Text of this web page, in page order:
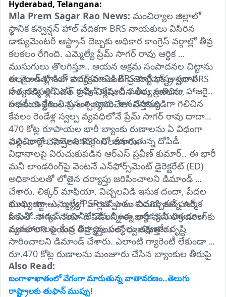
ప్రార్థించినట్లు తెలిపారు.
Hyderabad, Telangana:
Mla Prem Sagar Rao News: మంచిర్యాల జిల్లాలో
స్థానిక కన్వెన్షన్ హాల్ వేదికగా BRS నాయకులు విసిరిన
డాక్యుమెంటరీ ఆస్ట్రాన్ దెబ్బకు అధికార కాంగ్రెస్ వర్గాల్లో తీవ్ర
కలకలం రేగింది. ఎమ్మెల్యే ప్రేమ్ సాగర్ రావు ఆర్థిక
ముసుగులు తొలగిస్తూ.. ఆయన అక్రమ సంపాదనల చిట్టాను
ఆధారాలతో సహా పవర్ పాయింట్ ప్రజెంటేషన్ ద్వారా BRS
నేత నడిపల్లి విజిత్ రావు విశ్లేషించిన తీరు ప్రజలను,
రాజకీయ శ్రేణులను ఆశ్చర్యపరిచేలా చేస్తోంది..
ఈ మైండ్ బ్లాకింగ్ కార్యక్రమానికి BRS పార్టీ రాష్ట్ర ప్రధాన
కార్యదర్శి ఆర్.ఎస్. ప్రవీణ్ కుమార్ ముఖ్య అతిథిగా హాజరై..
సభను ఉద్దేశించి ప్రసంగించారు. శాసనసభ్యుడిగా గెలిచిన
కేవలం రెండేళ్ల స్వల్ప వ్యవధిలోనే ప్రేమ్ సాగర్ రావు దాదాపు
470 కోట్ల రూపాయల భారీ బ్యాంకు రుణాలను ఏ విధంగా
చెల్లించారో చెప్పాలని RSP నిలదీశారు.
మంచిర్యాల నియోజకవర్గంలో జరుగుతున్న దోపిడీ
విధానాలపై విరుచుకుపడిన ఆర్‌ఎస్ ప్రవీణ్ కుమార్.. ఈ భారీ
మనీ లాండరింగ్‌పై వెంటనే ఎన్‌ఫోర్స్‌మెంట్ డైరెక్టరేట్ (ED)
అధికారులతో లోతైన దర్యాప్తు జరిపించాలని డిమాండ్
చేశారు. లిక్కర్ మాఫియా, విచ్చలవిడి ఇసుక దందా, పేదల
భూమి కబ్జాలు, గ్యాంగ్ వార్లతో పాటు చివరికి ఐటీ హబ్
పేరుతో సాగిన నయా దోపిడీలన్నీ ఈ భారీ మనీ లాండరింగ్‌కు
మూలాలని ఆయన తీవ్ర స్థాయిలో ధ్వజమెత్తారు.
ముఖ్యంగా, ఎమ్మెల్యే PSR ఒప్పందం కుదుర్చుకున్న ఉర్మిక
కంపెనీ.. దక్కన్ కంపెనీల వెనుక ఉన్న ఆర్థిక క్రయవిక్రయాల
వ్యవహారాలపై కేంద్ర దర్యాప్తు సంస్థలు తక్షణమే దృష్టి
సారించాలని డిమాండ్ చేశారు. ఎలాంటి గ్యారెంటీ లేకుండా
రూ.470 కోట్ల రుణాలను మంజూరు చేసిన బ్యాంకుల తీరుపై
కూడా ఈడీ, సీబీఐ విచారణ జరిపి అసలు సూత్రధారులను
బయటకు తీయాలన్నారు.
Also Read:
బంగాళాఖాతంలో వేగంగా మారుతున్న వాతావరణం..తెలుగు
రాష్ట్రాలకు తుఫాన్ ముప్పు!